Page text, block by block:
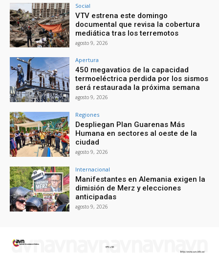
Social
VTV estrena este domingo
documental que revisa la cobertura
mediática tras los terremotos
agosto 9, 2026
Apertura
450 megavatios de la capacidad
termoeléctrica perdida por los sismos
será restaurada la próxima semana
agosto 9, 2026
Regiones
Despliegan Plan Guarenas Más
Humana en sectores al oeste de la
ciudad
agosto 9, 2026
Internacional
Manifestantes en Alemania exigen la
dimisión de Merz y elecciones
anticipadas
agosto 9, 2026